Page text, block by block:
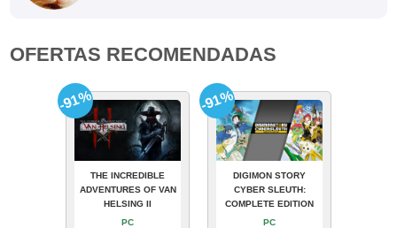
OFERTAS RECOMENDADAS
THE INCREDIBLE
ADVENTURES OF VAN
HELSING II
PC
-91%
DIGIMON STORY
CYBER SLEUTH:
COMPLETE EDITION
PC
-91%